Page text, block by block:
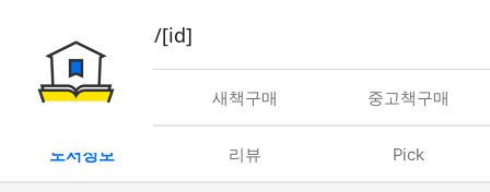
book/rent/[id]
대여 새책구매 중고책구매
도서정보 리뷰 Pick